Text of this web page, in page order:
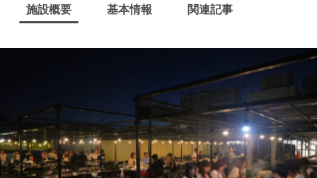
施設概要 基本情報 関連記事